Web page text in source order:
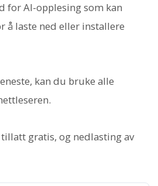
for AI-opplesing som kan
å laste ned eller installere
kan du bruke alle
gratis, og nedlasting av